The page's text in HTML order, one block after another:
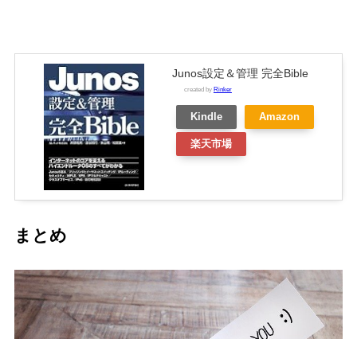
Junos設定＆管理 完全Bible
created by Rinker
Kindle Amazon
楽天市場
まとめ